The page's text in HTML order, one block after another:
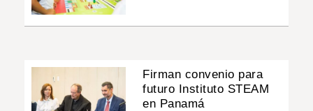
Firman convenio para
futuro Instituto STEAM
en Panamá